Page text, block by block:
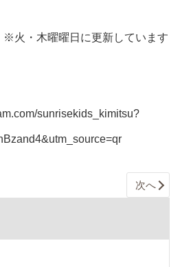
火・木曜曜日に更新しています
sunrisekids_kimitsu?
次へ